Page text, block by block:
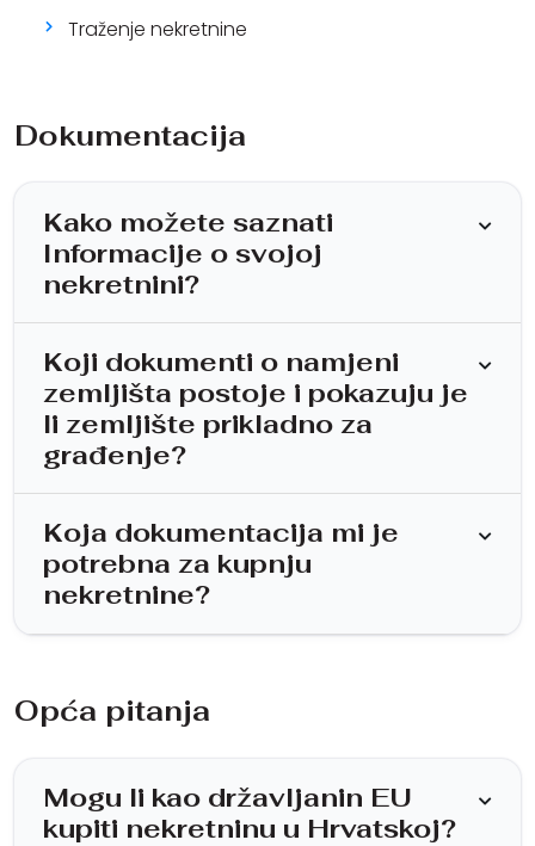
Dokumentacija
Kako možete saznati
Informacije o svojoj
nekretnini?
Koji dokumenti o namjeni
zemljišta postoje i pokazuju je
li zemljište prikladno za
građenje?
Koja dokumentacija mi je
potrebna za kupnju
nekretnine?
Opća pitanja
Mogu li kao državljanin EU
kupiti nekretninu u Hrvatskoj?
Traženje nekretnine